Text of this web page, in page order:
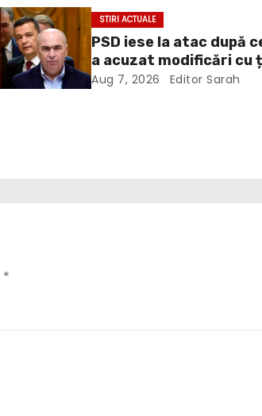
STIRI ACTUALE
PSD iese la atac după
a acuzat modificări cu
politică la Legea ANI: O
Aug 7, 2026 Editor Sarah
*